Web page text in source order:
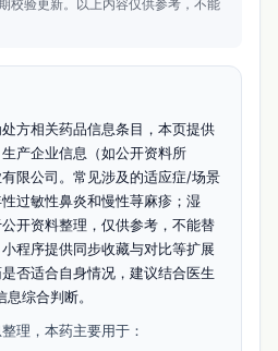
校验更新。 以上内容仅供参考，不能
方相关药品信息条目，本页提供
产企业信息（如公开资料所
限公司。常见涉及的适应症/场景
过敏性鼻炎和慢性荨麻疹；湿
开资料整理，仅供参考，不能替
程序提供同步收藏与对比等扩展
否适合自身情况，建议结合医生
综合判断。
理，本药主要用于：